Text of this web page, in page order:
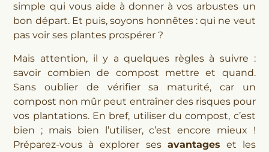
simple qui vous aide à donner à vos arbustes un
bon départ. Et puis, soyons honnêtes : qui ne veut
pas voir ses plantes prospérer ?
Mais attention, il y a quelques règles à suivre :
savoir combien de compost mettre et quand.
Sans oublier de vérifier sa maturité, car un
compost non mûr peut entraîner des risques pour
vos plantations. En bref, utiliser du compost, c’est
bien ; mais bien l’utiliser, c’est encore mieux !
Préparez-vous à explorer ses avantages et les